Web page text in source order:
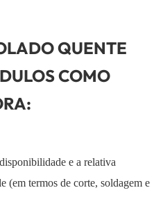
QUENTE
COMO
e a relativa
(em termos de corte, soldagem e